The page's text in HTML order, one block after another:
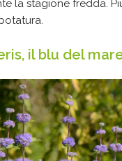
la stagione fredda.
il blu del